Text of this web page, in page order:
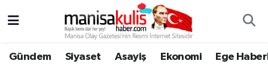
Gündem Siyaset Asayiş Ekonomi Ege